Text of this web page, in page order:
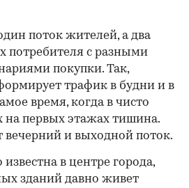
поток жителей, а два
потребителя с разными
покупки. Так,
трафик в будни и в
время, когда в чисто
первых этажах тишина.
и выходной поток.
в центре города,
зданий давно живет